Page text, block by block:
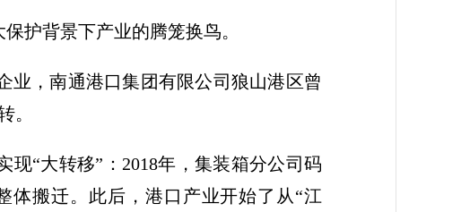
护背景下产业的腾笼换鸟。
业，南通港口集团有限公司狼山港区曾
。
“大转移”：2018年，集装箱分公司码
体搬迁。此后，港口产业开始了从“江